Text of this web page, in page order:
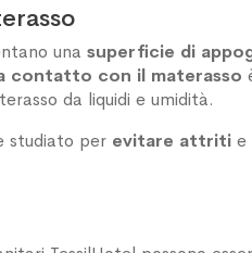
una superficie di
contatto con il materasso
da liquidi e umidità.
studiato per evitare attriti e